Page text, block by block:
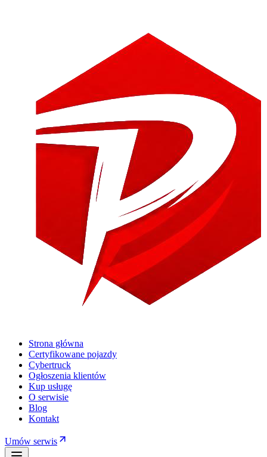
Strona główna
Certyfikowane pojazdy
Cybertruck
Ogłoszenia klientów
Kup usługę
O serwisie
Blog
Kontakt
Umów serwis